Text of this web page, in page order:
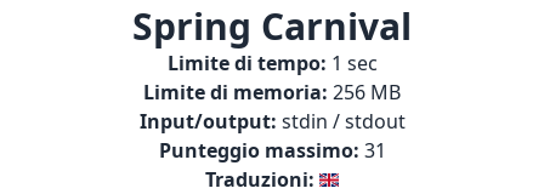
Spring Carnival
Limite di tempo: 1 sec
Limite di memoria: 256 MB
Input/output: stdin / stdout
Punteggio massimo: 31
Traduzioni: